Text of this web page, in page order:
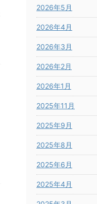
2026年5月
2026年4月
2026年3月
2026年2月
2026年1月
2025年11月
2025年9月
2025年8月
2025年6月
2025年4月